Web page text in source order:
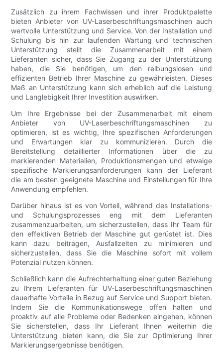
Zusätzlich zu ihrem Fachwissen und ihrer Produktpalette
bieten Anbieter von UV-Laserbeschriftungsmaschinen auch
wertvolle Unterstützung und Service. Von der Installation und
Schulung bis hin zur laufenden Wartung und technischen
Unterstützung stellt die Zusammenarbeit mit einem
Lieferanten sicher, dass Sie Zugang zu der Unterstützung
haben, die Sie benötigen, um den reibungslosen und
effizienten Betrieb Ihrer Maschine zu gewährleisten. Dieses
Maß an Unterstützung kann sich erheblich auf die Leistung
und Langlebigkeit Ihrer Investition auswirken.
Um Ihre Ergebnisse bei der Zusammenarbeit mit einem
Anbieter von UV-Laserbeschriftungsmaschinen zu
optimieren, ist es wichtig, Ihre spezifischen Anforderungen
und Erwartungen klar zu kommunizieren. Durch die
Bereitstellung detaillierter Informationen über die zu
markierenden Materialien, Produktionsmengen und etwaige
spezifische Markierungsanforderungen kann der Lieferant
die am besten geeignete Maschine und Einstellungen für Ihre
Anwendung empfehlen.
Darüber hinaus ist es von Vorteil, während des Installations-
und Schulungsprozesses eng mit dem Lieferanten
zusammenzuarbeiten, um sicherzustellen, dass Ihr Team für
den effektiven Betrieb der Maschine gut gerüstet ist. Dies
kann dazu beitragen, Ausfallzeiten zu minimieren und
sicherzustellen, dass Sie die Maschine sofort mit vollem
Potenzial nutzen können.
Schließlich kann die Aufrechterhaltung einer guten Beziehung
zu Ihrem Lieferanten für UV-Laserbeschriftungsmaschinen
dauerhafte Vorteile in Bezug auf Service und Support bieten.
Indem Sie die Kommunikationswege offen halten und
proaktiv auf alle Probleme oder Bedenken eingehen, können
Sie sicherstellen, dass Ihr Lieferant Ihnen weiterhin die
Unterstützung bieten kann, die Sie zur Optimierung Ihrer
Markierungsergebnisse benötigen.